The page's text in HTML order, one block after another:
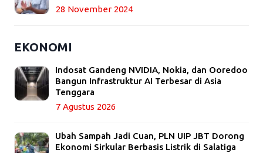
28 November 2024
EKONOMI
Indosat Gandeng NVIDIA, Nokia, dan Ooredoo
Bangun Infrastruktur AI Terbesar di Asia
Tenggara
7 Agustus 2026
Ubah Sampah Jadi Cuan, PLN UIP JBT Dorong
Ekonomi Sirkular Berbasis Listrik di Salatiga